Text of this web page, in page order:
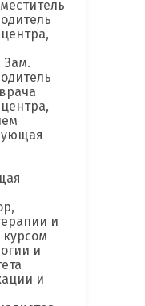
Зам.
и
и
и